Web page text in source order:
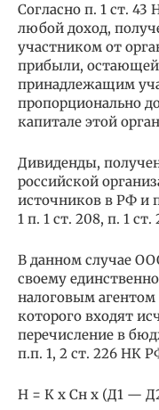
Согласно п. 1 ст.
любой доход,
участником от
прибыли,
принадлежащим
пропорционально
капитале этой
Дивиденды,
российской
источников в РФ и
1 п. 1 ст. 208, п. 1
В данном случае
своему
налоговым
которого входят
перечисление в
п.п. 1, 2 ст. 226 НК
Н = К х Сн х (Д1 —